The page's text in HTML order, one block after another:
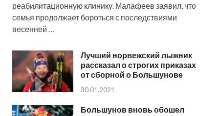
реабилитационную клинику. Малафеев заявил, что
семья продолжает бороться с последствиями
весенней …
Лучший норвежский лыжник
рассказал о строгих приказах
от сборной о Большунове
30.01.2021
Большунов вновь обошел